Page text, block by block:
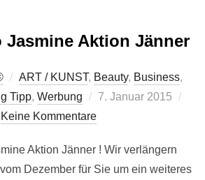
Jasmine Aktion Jänner
ART / KUNST, Beauty, Business,
Tipp, Werbung
Veröffentlicht
7. Januar 2015
Keine Kommentare
Aktion Jänner ! Wir verlängern
Dezember für Sie um ein weiteres